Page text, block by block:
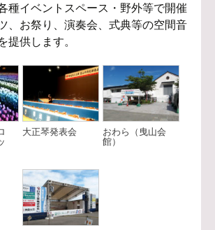
種イベントスペース・野外等で開催
、お祭り、演奏会、式典等の空間音
提供します。
大正琴発表会
おわら（曳山会
館）